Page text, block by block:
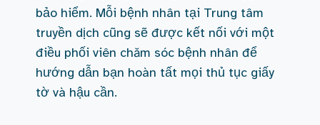
bảo hiểm. Mỗi bệnh nhân tại Trung tâm
truyền dịch cũng sẽ được kết nối với một
điều phối viên chăm sóc bệnh nhân để
hướng dẫn bạn hoàn tất mọi thủ tục giấy
tờ và hậu cần.